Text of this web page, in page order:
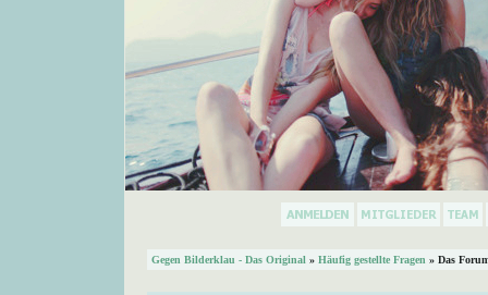
Gegen Bilderklau - Das Original » Häufig gestellte Fragen » Das